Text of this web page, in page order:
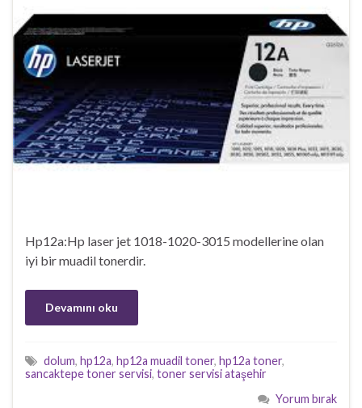
Hp12a:Hp laser jet 1018-1020-3015 modellerine olan
iyi bir muadil tonerdir.
Devamını oku
dolum, hp12a, hp12a muadil toner, hp12a toner,
sancaktepe toner servisi, toner servisi ataşehir
Yorum bırak